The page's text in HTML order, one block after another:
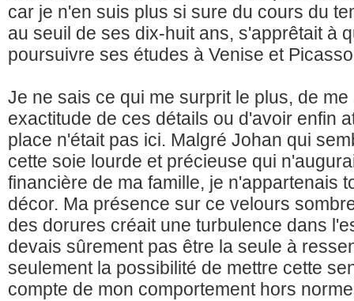
car je n'en suis plus si sure du cours du
au seuil de ses dix-huit ans, s'apprêtait à
poursuivre ses études à Venise et
Je ne sais ce qui me surprit le plus, de
exactitude de ces détails ou d'avoir enfin
place n'était pas ici. Malgré Johan qui
cette soie lourde et précieuse qui
financière de ma famille, je n'appartenais
décor. Ma présence sur ce velours
des dorures créait une turbulence dans
devais sûrement pas être la seule à
seulement la possibilité de mettre cette
compte de mon comportement hors